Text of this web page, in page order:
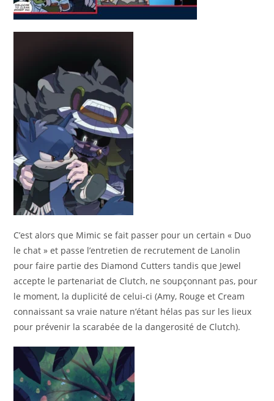
C’est alors que Mimic se fait passer pour un certain « Duo
le chat » et passe l’entretien de recrutement de Lanolin
pour faire partie des Diamond Cutters tandis que Jewel
accepte le partenariat de Clutch, ne soupçonnant pas, pour
le moment, la duplicité de celui-ci (Amy, Rouge et Cream
connaissant sa vraie nature n’étant hélas pas sur les lieux
pour prévenir la scarabée de la dangerosité de Clutch).